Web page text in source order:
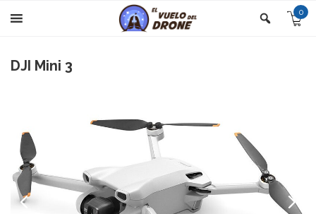
0
DJI Mini 3